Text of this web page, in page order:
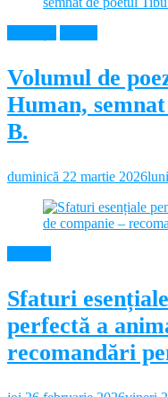
Volumul de
Human,
B.
duminică 22 martie 2026
Sfaturi
perfectă a
recomandări